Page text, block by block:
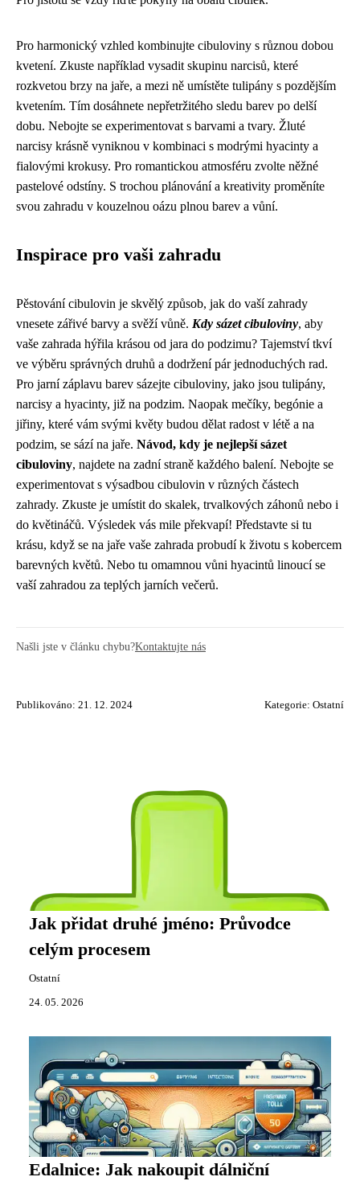
Pro harmonický vzhled kombinujte cibuloviny s různou dobou
kvetení. Zkuste například vysadit skupinu narcisů, které
rozkvetou brzy na jaře, a mezi ně umístěte tulipány s pozdějším
kvetením. Tím dosáhnete nepřetržitého sledu barev po delší
dobu. Nebojte se experimentovat s barvami a tvary. Žluté
narcisy krásně vyniknou v kombinaci s modrými hyacinty a
fialovými krokusy. Pro romantickou atmosféru zvolte něžné
pastelové odstíny. S trochou plánování a kreativity proměníte
svou zahradu v kouzelnou oázu plnou barev a vůní.
Inspirace pro vaši zahradu
Pěstování cibulovin je skvělý způsob, jak do vaší zahrady
vnesete zářivé barvy a svěží vůně. Kdy sázet cibuloviny, aby
vaše zahrada hýřila krásou od jara do podzimu? Tajemství tkví
ve výběru správných druhů a dodržení pár jednoduchých rad.
Pro jarní záplavu barev sázejte cibuloviny, jako jsou tulipány,
narcisy a hyacinty, již na podzim. Naopak mečíky, begónie a
jiřiny, které vám svými květy budou dělat radost v létě a na
podzim, se sází na jaře. Návod, kdy je nejlepší sázet
cibuloviny, najdete na zadní straně každého balení. Nebojte se
experimentovat s výsadbou cibulovin v různých částech
zahrady. Zkuste je umístit do skalek, trvalkových záhonů nebo i
do květináčů. Výsledek vás mile překvapí! Představte si tu
krásu, když se na jaře vaše zahrada probudí k životu s kobercem
barevných květů. Nebo tu omamnou vůni hyacintů linoucí se
vaší zahradou za teplých jarních večerů.
Našli jste v článku chybu?Kontaktujte nás
Publikováno: 21. 12. 2024 Kategorie: Ostatní
Jak přidat druhé jméno: Průvodce
celým procesem
Ostatní
24. 05. 2026
Edalnice: Jak nakoupit dálniční